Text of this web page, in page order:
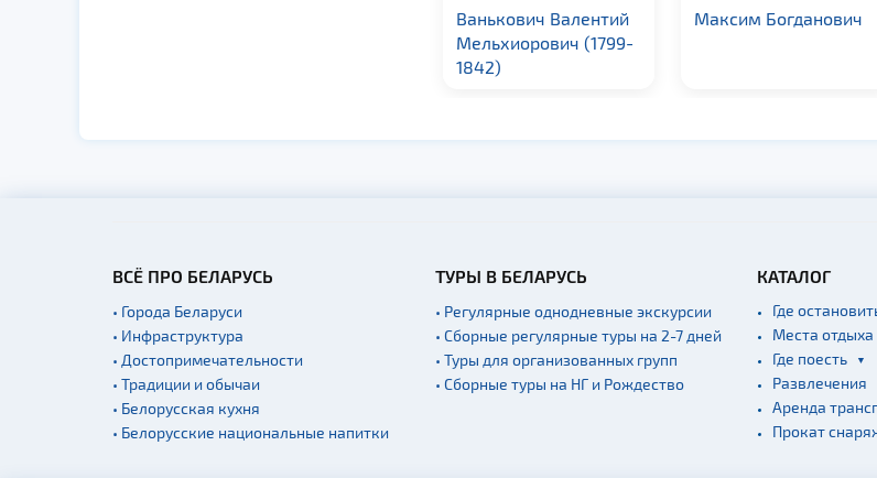
Ванькович Валентий
Мельхиорович (1799-
1842)
Максим Богданович
ВСЁ ПРО БЕЛАРУСЬ
• Города Беларуси
• Инфраструктура
• Достопримечательности
• Традиции и обычаи
• Белорусская кухня
• Белорусские национальные напитки
ТУРЫ В БЕЛАРУСЬ
• Регулярные однодневные экскурсии
• Сборные регулярные туры на 2-7 дней
• Туры для организованных групп
• Сборные туры на НГ и Рождество
КАТАЛОГ
Где
Места отдыха
Где поесть
Развлечения
Аренда
Прокат